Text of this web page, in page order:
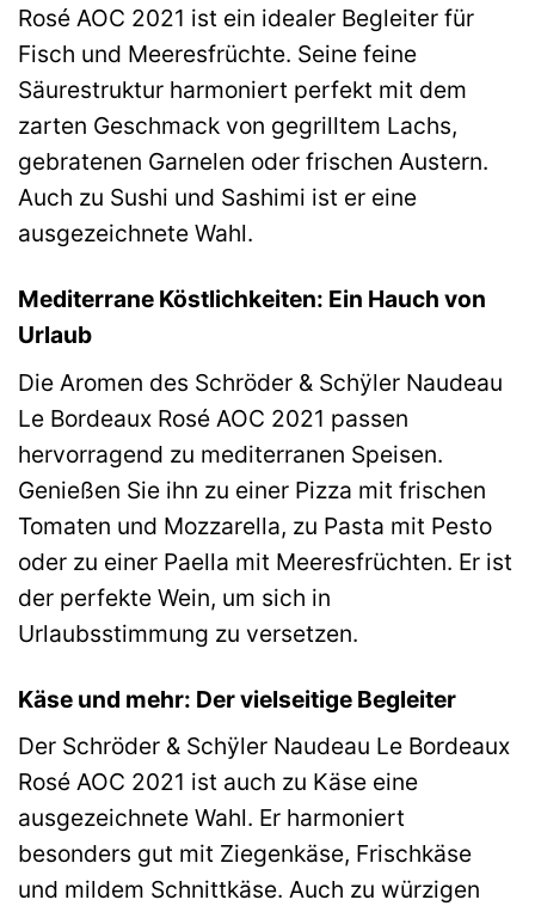
Rosé AOC 2021 ist ein idealer Begleiter für
Fisch und Meeresfrüchte. Seine feine
Säurestruktur harmoniert perfekt mit dem
zarten Geschmack von gegrilltem Lachs,
gebratenen Garnelen oder frischen Austern.
Auch zu Sushi und Sashimi ist er eine
ausgezeichnete Wahl.
Mediterrane Köstlichkeiten: Ein Hauch von
Urlaub
Die Aromen des Schröder & Schÿler Naudeau
Le Bordeaux Rosé AOC 2021 passen
hervorragend zu mediterranen Speisen.
Genießen Sie ihn zu einer Pizza mit frischen
Tomaten und Mozzarella, zu Pasta mit Pesto
oder zu einer Paella mit Meeresfrüchten. Er ist
der perfekte Wein, um sich in
Urlaubsstimmung zu versetzen.
Käse und mehr: Der vielseitige Begleiter
Der Schröder & Schÿler Naudeau Le Bordeaux
Rosé AOC 2021 ist auch zu Käse eine
ausgezeichnete Wahl. Er harmoniert
besonders gut mit Ziegenkäse, Frischkäse
und mildem Schnittkäse. Auch zu würzigen